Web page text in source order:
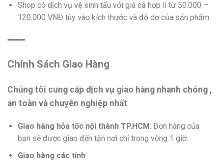
Shop có dịch vụ vệ sinh tẩu với giá cả hợp lí từ 50.000 –
120.000 VNĐ tùy vào kích thước và độ dơ của sản phẩm
➖➖➖
Chính Sách Giao Hàng
Chúng tôi cung cấp dịch vụ giao hàng nhanh chóng ,
an toàn và chuyên nghiệp nhất
Giao hàng hỏa tốc nội thành TP.HCM: Đơn hàng của
bạn sẽ được giao đến tận nơi chỉ trong vòng 1 giờ.
Giao hàng các tỉnh :